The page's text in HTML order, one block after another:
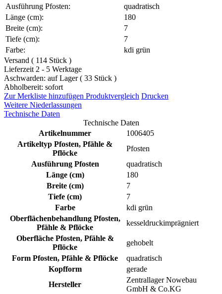
Ausführung Pfosten:
quadratisch
Länge (cm):
180
Breite (cm):
7
Tiefe (cm):
7
Farbe:
kdi grün
Versand ( 114 Stück )
Lieferzeit 2 - 5 Werktage
Aschwarden: auf Lager ( 33 Stück )
Abholbereit: sofort
Zur Merkliste hinzufügen Produktvergleich Drucken
Weitere Niederlassungen
Technische Daten
Technische Daten
Artikelnummer
1006405
Artikeltyp Pfosten, Pfähle &
Pflöcke
Pfosten
Ausführung Pfosten
quadratisch
Länge (cm)
180
Breite (cm)
7
Tiefe (cm)
7
Farbe
kdi grün
Oberflächenbehandlung Pfosten,
Pfähle & Pflöcke
kesseldruckimprägniert
Oberfläche Pfosten, Pfähle &
Pflöcke
gehobelt
Form Pfosten, Pfähle & Pflöcke
quadratisch
Kopfform
gerade
Hersteller
Zentrallager Nowebau
GmbH & Co.KG